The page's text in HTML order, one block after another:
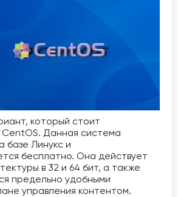
который стоит
Данная система
базе Линукс и
бесплатно. Она действует
в 32 и 64 бит, а также
предельно удобными
управления контентом.